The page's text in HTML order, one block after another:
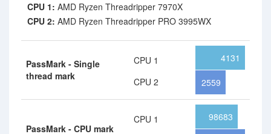
CPU 1: AMD Ryzen Threadripper 7970X
CPU 2: AMD Ryzen Threadripper PRO 3995WX
PassMark - Single
thread mark
CPU 1
CPU 2
4131
2559
PassMark - CPU mark
CPU 1
98683